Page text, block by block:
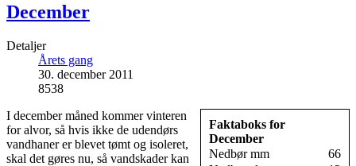
December
Detaljer
Årets gang
30. december 2011
8538
Faktaboks for
December
Nedbør mm
66
I december måned kommer vinteren
for alvor, så hvis ikke de udendørs
vandhaner er blevet tømt og isoleret,
skal det gøres nu, så vandskader kan